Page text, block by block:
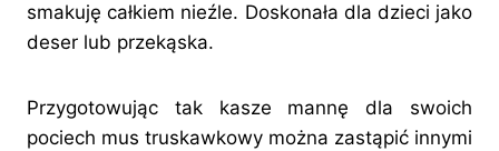
smakuję całkiem nieźle. Doskonała dla dzieci jako
deser lub przekąska.
Przygotowując tak kasze mannę dla swoich
pociech mus truskawkowy można zastąpić innymi